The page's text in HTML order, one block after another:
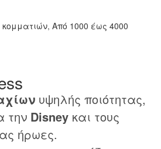
κομματιών, Από 1000 έως 4000
υψηλής ποιότητας,
την Disney και τους
ήρωες.